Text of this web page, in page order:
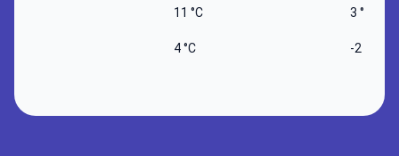
11 °C 3 °C
4 °C -2 °C